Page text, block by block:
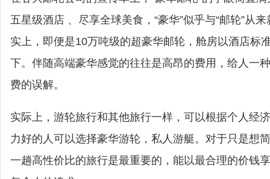
五星级酒店 、尽享全球美食，“豪华”似乎与“邮轮”从
实上，即便是10万吨级的超豪华邮轮，舱房以酒店标
下。伴随高端豪华感觉的往往是高昂的费用，给人一
费的误解。
实际上，游轮旅行和其他旅行一样，可以根据个人经
力好的人可以选择豪华游轮，私人游艇。对于只是想
一趟高性价比的旅行是最重要的，能以最合理的价钱